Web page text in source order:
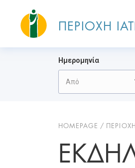
ΠΕΡΙΟΧΗ
Ημερομηνία
HOMEPAGE